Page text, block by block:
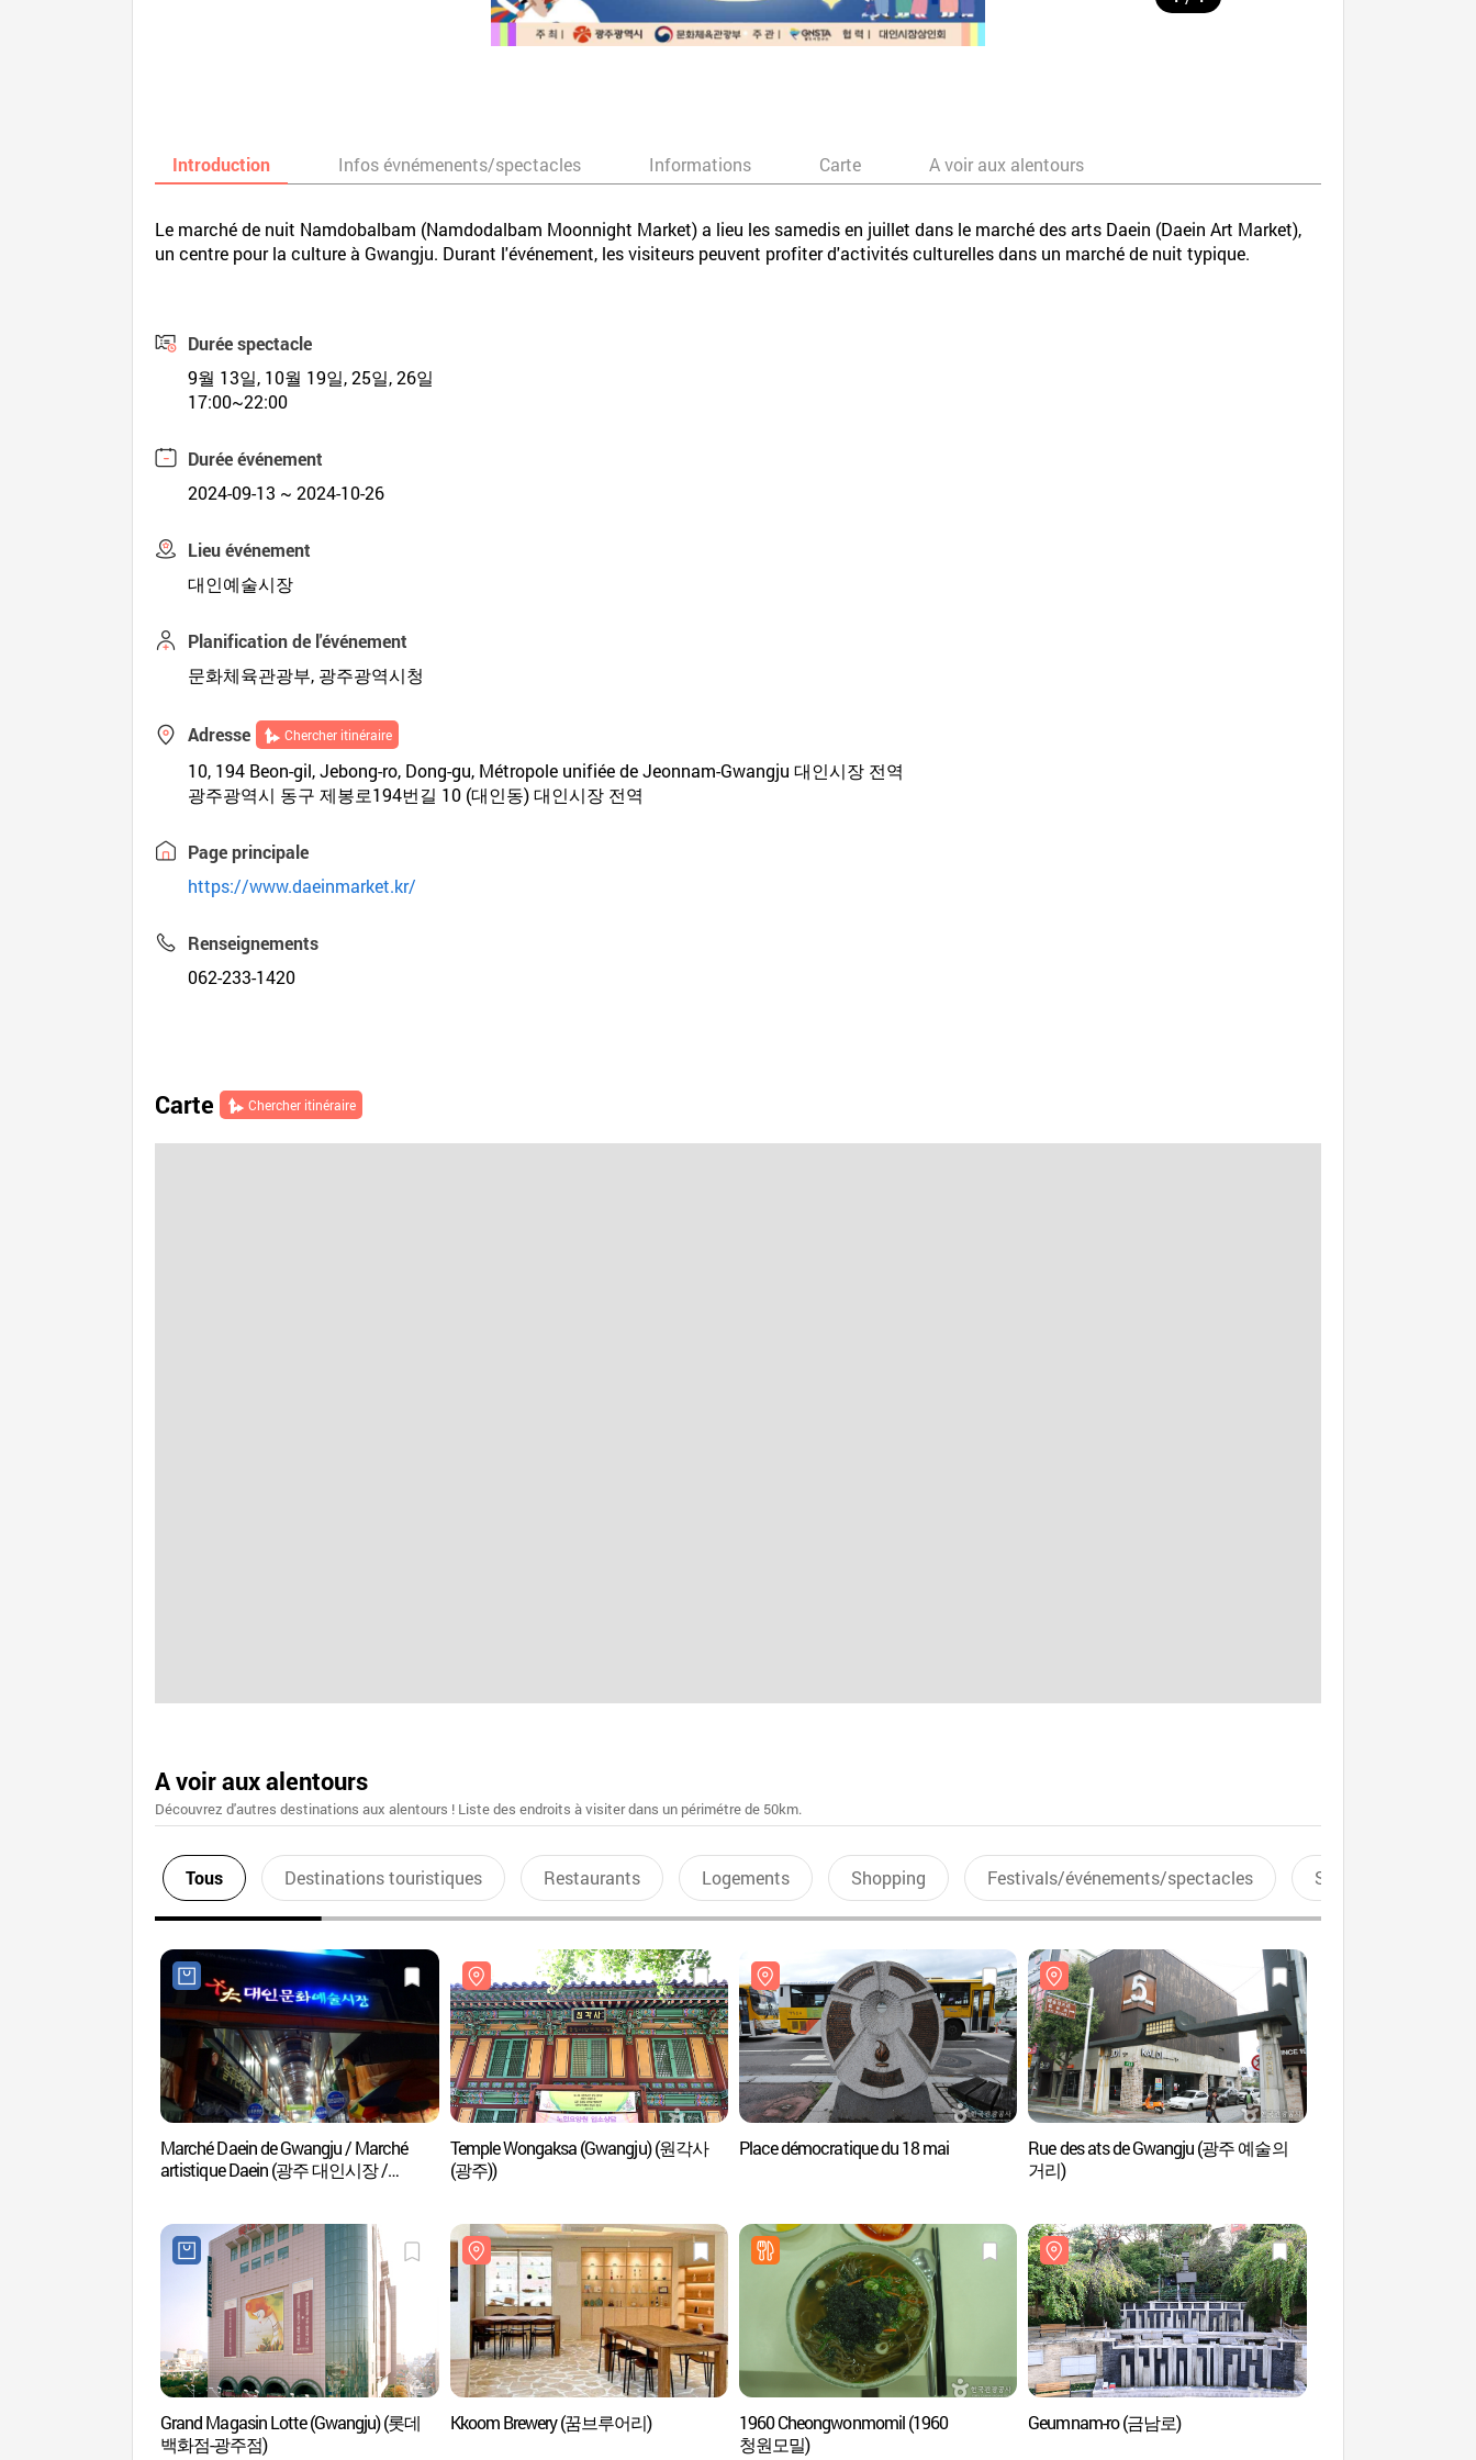
Introduction Infos évnémenents/spectacles Informations Carte A voir aux alentours
Le marché de nuit Namdobalbam (Namdodalbam Moonnight Market) a lieu les samedis en juillet dans le marché des arts Daein (Daein Art Market),
un centre pour la culture à Gwangju. Durant l'événement, les visiteurs peuvent profiter d'activités culturelles dans un marché de nuit typique.
Durée spectacle
9월 13일, 10월 19일, 25일, 26일
17:00~22:00
Durée événement
2024-09-13 ~ 2024-10-26
Lieu événement
대인예술시장
Planification de l'événement
문화체육관광부, 광주광역시청
Adresse Chercher itinéraire
10, 194 Beon-gil, Jebong-ro, Dong-gu, Métropole unifiée de Jeonnam-Gwangju 대인시장 전역
광주광역시 동구 제봉로194번길 10 (대인동) 대인시장 전역
Page principale
https://www.daeinmarket.kr/
Renseignements
062-233-1420
Carte Chercher itinéraire
A voir aux alentours
Découvrez d'autres destinations aux alentours ! Liste des endroits à visiter dans un périmétre de 50km.
Tous Destinations touristiques Restaurants Logements Shopping Festivals/événements/spectacles Sports aquatiques
Marché Daein de Gwangju / Marché
artistique Daein (광주 대인시장 /
Temple Wongaksa (Gwangju) (원각사
(광주))
Place démocratique du 18 mai
Rue des ats de Gwangju (광주 예술의
거리)
Grand Magasin Lotte (Gwangju) (롯데
백화점-광주점)
Kkoom Brewery (꿈브루어리)
1960 Cheongwonmomil (1960
청원모밀)
Geumnam-ro (금남로)